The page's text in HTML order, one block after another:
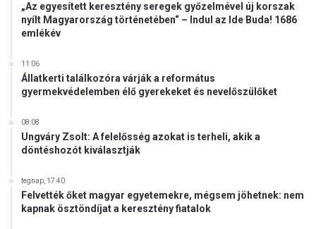
„Az egyesített keresztény seregek győzelmével új korszak
nyílt Magyarország történetében“ – Indul az Ide Buda! 1686
emlékév
11:06
Állatkerti találkozóra várják a református
gyermekvédelemben élő gyerekeket és nevelőszülőket
08:08
Ungváry Zsolt: A felelősség azokat is terheli, akik a
döntéshozót kiválasztják
tegnap, 17:40
Felvették őket magyar egyetemekre, mégsem jöhetnek: nem
kapnak ösztöndíjat a keresztény fiatalok